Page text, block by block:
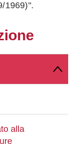
1969)".
alla